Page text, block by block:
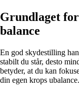
Grundlaget
balance
En god skydestilling
stabilt du står, desto
betyder, at du kan
din egen krops ubalance.